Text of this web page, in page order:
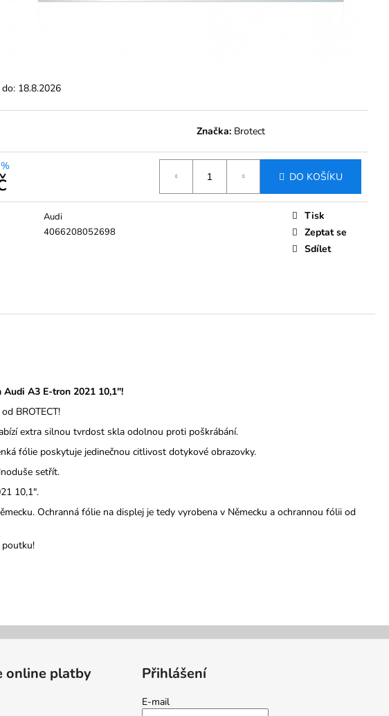
18.8.2026
Značka: Brotect
DO KOŠÍKU
Audi
4066208052698
Tisk
Zeptat se
Sdílet
A3 E-tron 2021 10,1"!
BROTECT!
extra silnou tvrdost skla odolnou proti poškrábání.
fólie poskytuje jedinečnou citlivost dotykové obrazovky.
setřít.
10,1".
Ochranná fólie na displej je tedy vyrobena v Německu a ochrannou fólii od
poutku!
online platby Přihlášení
E-mail